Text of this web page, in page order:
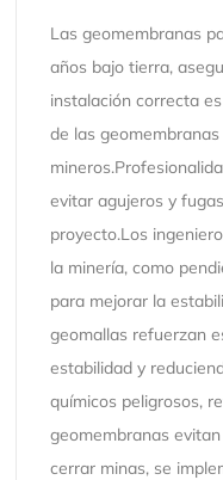
Las geomembranas
años bajo tierra,
instalación correcta
de las
evitar agujeros y
proyecto.Los
la minería, como
para mejorar la
geomallas refuerzan
estabilidad y
químicos peligrosos,
geomembranas
cerrar minas, se